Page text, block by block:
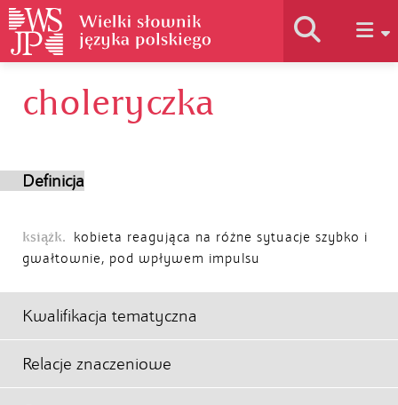
Historia słownika
choleryczka
Definicja
książk.
kobieta reagująca na różne sytuacje szybko i
gwałtownie, pod wpływem impulsu
Kwalifikacja tematyczna
Relacje znaczeniowe